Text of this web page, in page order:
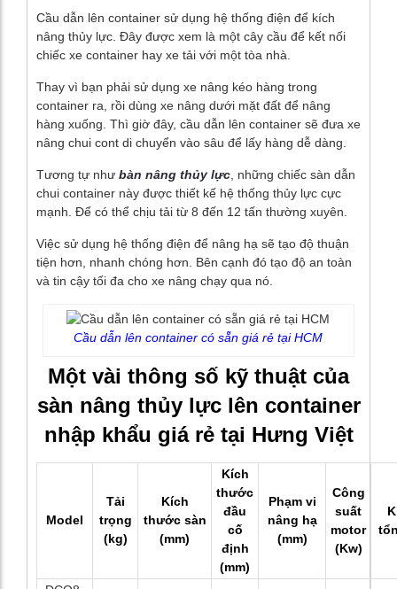
Cầu dẫn lên container sử dụng hệ thống điện để kích
nâng thủy lực. Đây được xem là một cây cầu để kết nối
chiếc xe container hay xe tải với một tòa nhà.
Thay vì bạn phải sử dụng xe nâng kéo hàng trong
container ra, rồi dùng xe nâng dưới mặt đất để nâng
hàng xuống. Thì giờ đây, cầu dẫn lên container sẽ đưa xe
nâng chui cont di chuyển vào sâu để lấy hàng dễ dàng.
Tương tự như bàn nâng thủy lực , những chiếc sàn dẫn
chui container này được thiết kế hệ thống thủy lực cực
mạnh. Để có thể chịu tải từ 8 đến 12 tấn thường xuyên.
Việc sử dụng hệ thống điện để nâng hạ sẽ tạo độ thuận
tiện hơn, nhanh chóng hơn. Bên cạnh đó tạo độ an toàn
và tin cậy tối đa cho xe nâng chạy qua nó.
Cầu dẫn lên container có sẵn giá rẻ tại HCM
Một vài thông số kỹ thuật của
sàn nâng thủy lực lên container
nhập khẩu giá rẻ tại Hưng Việt
Model
Tải
trọng
(kg)
Kích
thước sàn
(mm)
Kích
thước
đầu
cố
định
(mm)
Phạm vi
nâng hạ
(mm)
Công
suất
motor
(Kw)